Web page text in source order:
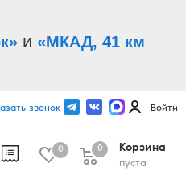
и «МКАД, 41 км
звонок Войти
0
Корзина
пуста
0